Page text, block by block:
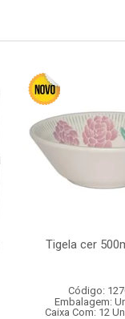
Tigela cer
Código:
Embalagem:
Caixa Com: 12